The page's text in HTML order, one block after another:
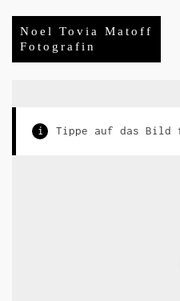
Noel Tovia Matoff
Fotografin
i Tippe auf das Bild